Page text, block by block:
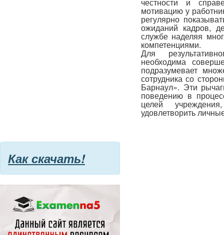
мотивацию у
регулярно
ожиданий кадров,
службе наделяя
компетенциями.
Для
необходима
подразумевает
сотрудника со
Барнаул». Эти
поведению в
целей
удовлетворить
Как скачать!